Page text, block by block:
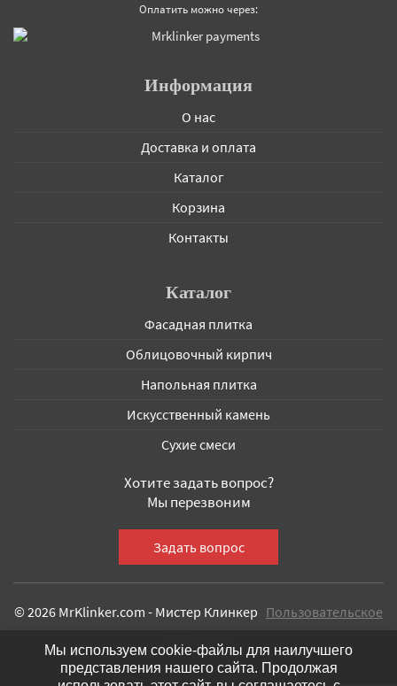
Оплатить можно через:
Информация
О нас
Доставка и оплата
Каталог
Корзина
Контакты
Каталог
Фасадная плитка
Облицовочный кирпич
Напольная плитка
Искусственный камень
Сухие смеси
Хотите задать вопрос?
Мы перезвоним
© 2026 MrKlinker.com - Мистер Клинкер Пользовательское
Мы используем cookie-файлы для наилучшего
представления нашего сайта. Продолжая